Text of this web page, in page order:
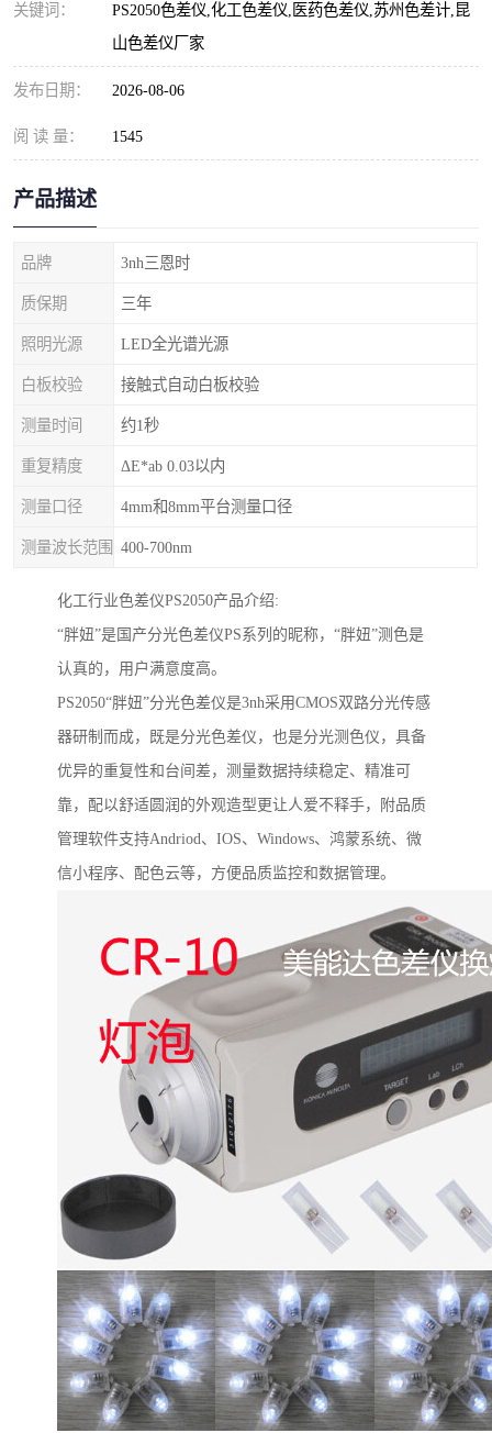
关键词：
PS2050色差仪,化工色差仪,医药色差仪,苏州色差计,昆
山色差仪厂家
发布日期： 2026-08-06
阅 读 量： 1545
产品描述
品牌 3nh三恩时
质保期 三年
照明光源 LED全光谱光源
白板校验 接触式自动白板校验
测量时间 约1秒
重复精度 ΔE*ab 0.03以内
测量口径 4mm和8mm平台测量口径
测量波长范围 400-700nm
化工行业色差仪PS2050产品介绍:
“胖妞”是国产分光色差仪PS系列的昵称，“胖妞”测色是
认真的，用户满意度高。
PS2050“胖妞”分光色差仪是3nh采用CMOS双路分光传感
器研制而成，既是分光色差仪，也是分光测色仪，具备
优异的重复性和台间差，测量数据持续稳定、精准可
靠，配以舒适圆润的外观造型更让人爱不释手，附品质
管理软件支持Andriod、 IOS、 Windows、鸿蒙系统、微
信小程序、配色云等，方便品质监控和数据管理。